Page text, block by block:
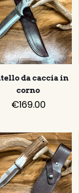
da caccia in
corno
€169.00